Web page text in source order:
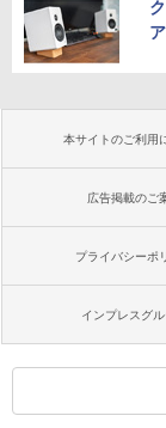
本サイトのご利用
広告掲載のご
プライバシーポ
インプレスグ